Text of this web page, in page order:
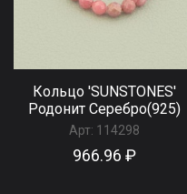
Кольцо 'SUNSTONES'
Родонит Серебро(925)
Арт: 114298
966.96 ₽